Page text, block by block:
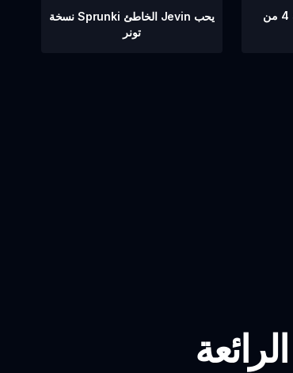
نسخة Sprunki الخاطئ Jevin يحب
تونر
إصدار نهائي من المرحلة 4 من